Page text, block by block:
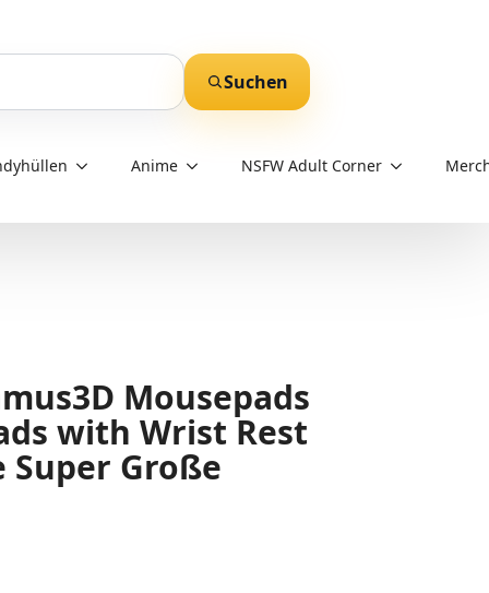
Suchen
Anime NSFW Adult Corner
Mousepads
with Wrist Rest
Super Große